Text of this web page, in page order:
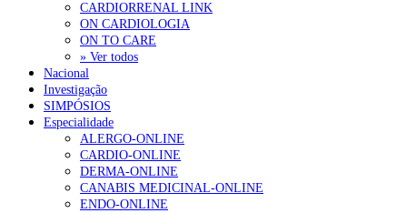
CARDIORRENAL LINK
ON CARDIOLOGIA
ON TO CARE
» Ver todos
Nacional
Investigação
SIMPÓSIOS
Especialidade
ALERGO-ONLINE
CARDIO-ONLINE
DERMA-ONLINE
CANABIS MEDICINAL-ONLINE
ENDO-ONLINE